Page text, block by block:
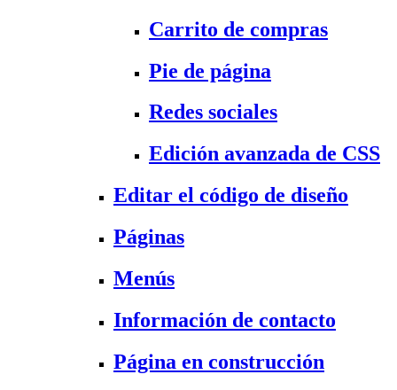
Carrito de compras
Pie de página
Redes sociales
Edición avanzada de CSS
Editar el código de diseño
Páginas
Menús
Información de contacto
Página en construcción